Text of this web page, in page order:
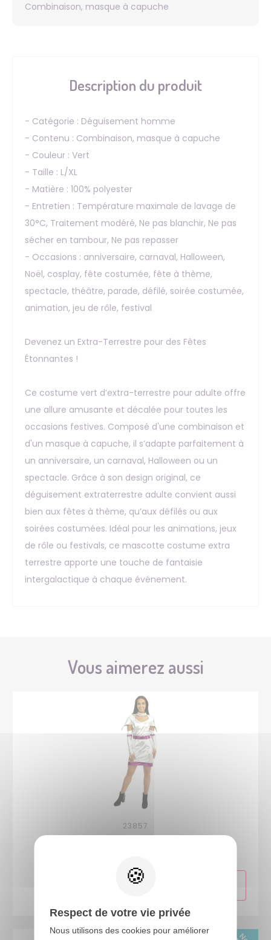
Combinaison, masque à capuche
Description du produit
- Catégorie : Déguisement homme
- Contenu : Combinaison, masque à capuche
- Couleur : Vert
- Taille : L/XL
- Matière : 100% polyester
- Entretien : Température maximale de lavage de
30°C, Traitement modéré, Ne pas blanchir, Ne pas
sécher en tambour, Ne pas repasser
- Occasions : anniversaire, carnaval, Halloween,
Noël, cosplay, fête costumée, fête à thème,
spectacle, théâtre, parade, défilé, soirée costumée,
animation, jeu de rôle, festival
Devenez un Extra-Terrestre pour des Fêtes
Étonnantes !
Ce costume vert d’extra-terrestre pour adulte offre
une allure amusante et décalée pour toutes les
occasions festives. Composé d'une combinaison et
d'un masque à capuche, il s’adapte parfaitement à
un anniversaire, un carnaval, Halloween ou un
spectacle. Grâce à son design original, ce
déguisement extraterrestre adulte convient aussi
bien aux fêtes à thème, qu’aux défilés ou aux
soirées costumées. Idéal pour les animations, jeux
de rôle ou festivals, ce mascotte costume extra
terrestre apporte une touche de fantaisie
intergalactique à chaque événement.
Vous aimerez aussi
23857
Respect de votre vie privée
Nous utilisons des cookies pour améliorer